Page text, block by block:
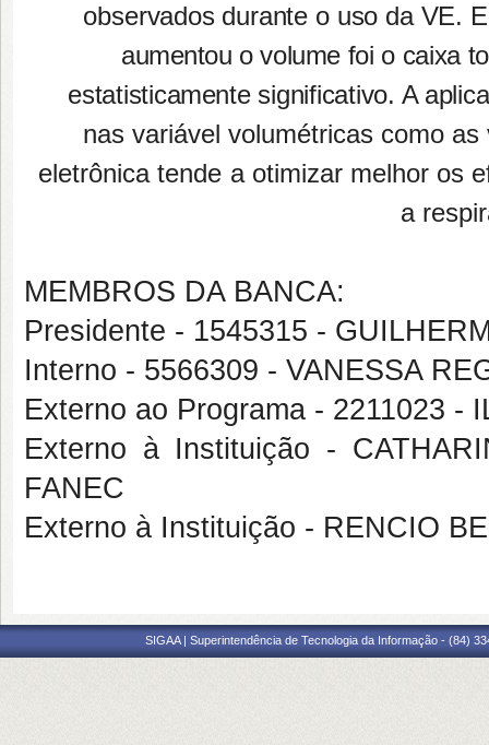
observados durante o uso da VE.
aumentou o volume foi o caixa
estatisticamente significativo. A
nas variável volumétricas como
eletrônica tende a otimizar melhor os
a
MEMBROS DA BANCA:
Presidente - 1545315 -
Interno - 5566309 - VANESSA
Externo ao Programa - 2211023 -
Externo à Instituição -
FANEC
Externo à Instituição - RENCIO
SIGAA | Superintendência de Tecnologia da Informação - (84)